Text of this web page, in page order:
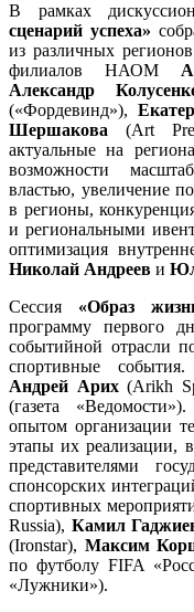
В рамках
сценарий успеха»
из различных
филиалов НАОМ
Александр
(«Фордевинд»),
Шершакова (Art
актуальные на
возможности
властью, увеличение
в регионы,
и региональными
оптимизация
Николай Андреев и
Сессия «Образ
программу первого
событийной отрасли
спортивные
Андрей Арих(Arikh
(газета
опытом организации
этапы их реализации,
представителями
спонсорских
спортивных
Russia), Камил
(Ironstar), Максим
по футболу FIFA
«Лужники»).